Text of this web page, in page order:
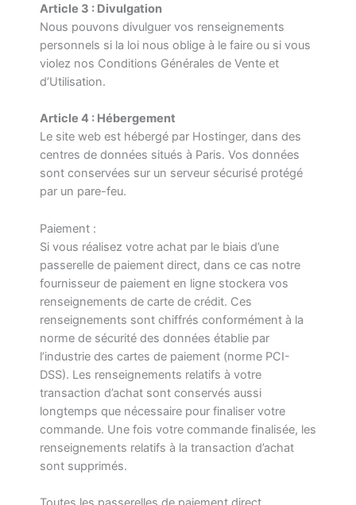
Article 3 : Divulgation
Nous pouvons divulguer vos renseignements
personnels si la loi nous oblige à le faire ou si vous
violez nos Conditions Générales de Vente et
d’Utilisation.
Article 4 : Hébergement
Le site web est hébergé par Hostinger, dans des
centres de données situés à Paris. Vos données
sont conservées sur un serveur sécurisé protégé
par un pare-feu.
Paiement :
Si vous réalisez votre achat par le biais d’une
passerelle de paiement direct, dans ce cas notre
fournisseur de paiement en ligne stockera vos
renseignements de carte de crédit. Ces
renseignements sont chiffrés conformément à la
norme de sécurité des données établie par
l’industrie des cartes de paiement (norme PCI-
DSS). Les renseignements relatifs à votre
transaction d’achat sont conservés aussi
longtemps que nécessaire pour finaliser votre
commande. Une fois votre commande finalisée, les
renseignements relatifs à la transaction d’achat
sont supprimés.